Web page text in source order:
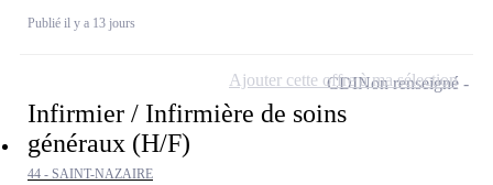
Publié il y a 13 jours
Infirmier / Infirmière de soins
généraux (H/F)
44 - SAINT-NAZAIRE
CDINon renseigné
Ajouter cette offre à ma sélection